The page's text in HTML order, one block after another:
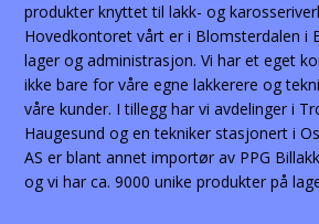
produkter knyttet til lakk- og
Hovedkontoret vårt er i Blomsterdalen i
lager og administrasjon. Vi har et eget
ikke bare for våre egne lakkerere og
våre kunder. I tillegg har vi avdelinger i
Haugesund og en tekniker stasjonert i
AS er blant annet importør av PPG
og vi har ca. 9000 unike produkter på